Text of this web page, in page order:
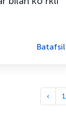
Batafsil
‹ 1